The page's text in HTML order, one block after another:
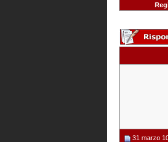
31 marzo